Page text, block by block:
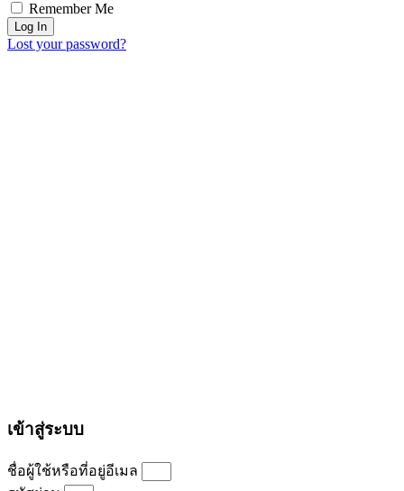
Remember Me
Log In
Lost your password?
เข้าสู่ระบบ
ชื่อผู้ใช้หรือที่อยู่อีเมล